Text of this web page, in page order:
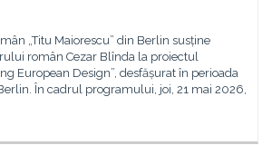
„Titu Maiorescu” din Berlin susține
român Cezar Blînda la proiectul
European Design”, desfășurat în perioada
În cadrul programului, joi, 21 mai 2026,